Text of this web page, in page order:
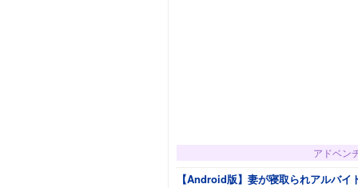
アドベン
【Android版】妻が寝取られアルバ